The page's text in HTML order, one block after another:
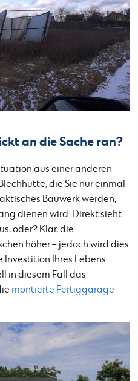
an die Sache ran?
aus einer anderen
die Sie nur einmal
Bauwerk werden,
dienen wird. Direkt sieht
oder? Klar, die
höher – jedoch wird dies
Ihres Lebens.
in diesem Fall das
montierte Fertiggarage